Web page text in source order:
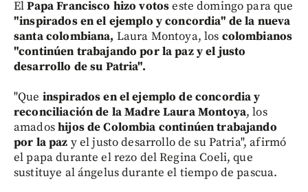
ElPapa Francisco hizo votoseste domingo para que
"inspirados en el ejemplo y concordia" de la nueva
santa colombiana, Laura Montoya, los colombianos
"continúen trabajando por la paz y el justo
desarrollo de su Patria".
"Que inspirados en el ejemplo de concordia y
reconciliación de la Madre Laura Montoya, los
amadoshijos de Colombia continúen trabajando
por la paz y el justo desarrollo de su Patria", afirmó
el papa durante el rezo del Regina Coeli, que
sustituye al ángelus durante el tiempo de pascua.